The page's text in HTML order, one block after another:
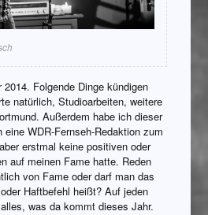
Folgende Dinge kündigen
natürlich, Studioarbeiten, weitere
Außerdem habe ich dieser
WDR-Fernseh-Redaktion zum
erstmal keine positiven oder
auf meinen Fame hatte. Reden
von Fame oder darf man das
Haftbefehl heißt? Auf jeden
was da kommt dieses Jahr.